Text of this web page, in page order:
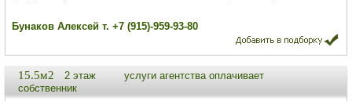
Бунаков Алексей т. +7 (915)-959-93-80
15.5м2 2 этаж
услуги агентства оплачивает
собственник